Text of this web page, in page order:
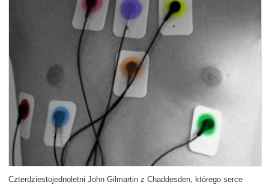
Czterdziestojednoletni John Gilmartin z Chaddesden, którego serce